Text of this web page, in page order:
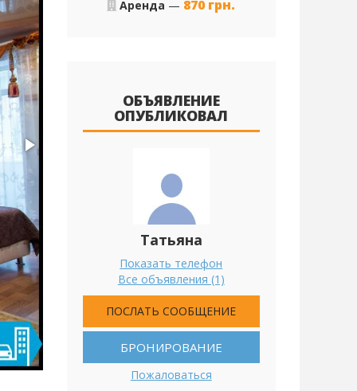
Аренда — 870 грн.
ОБЪЯВЛЕНИЕ
ОПУБЛИКОВАЛ
Татьяна
Показать телефон
Все объявления (1)
ПОСЛАТЬ СООБЩЕНИЕ
БРОНИРОВАНИЕ
Пожаловаться